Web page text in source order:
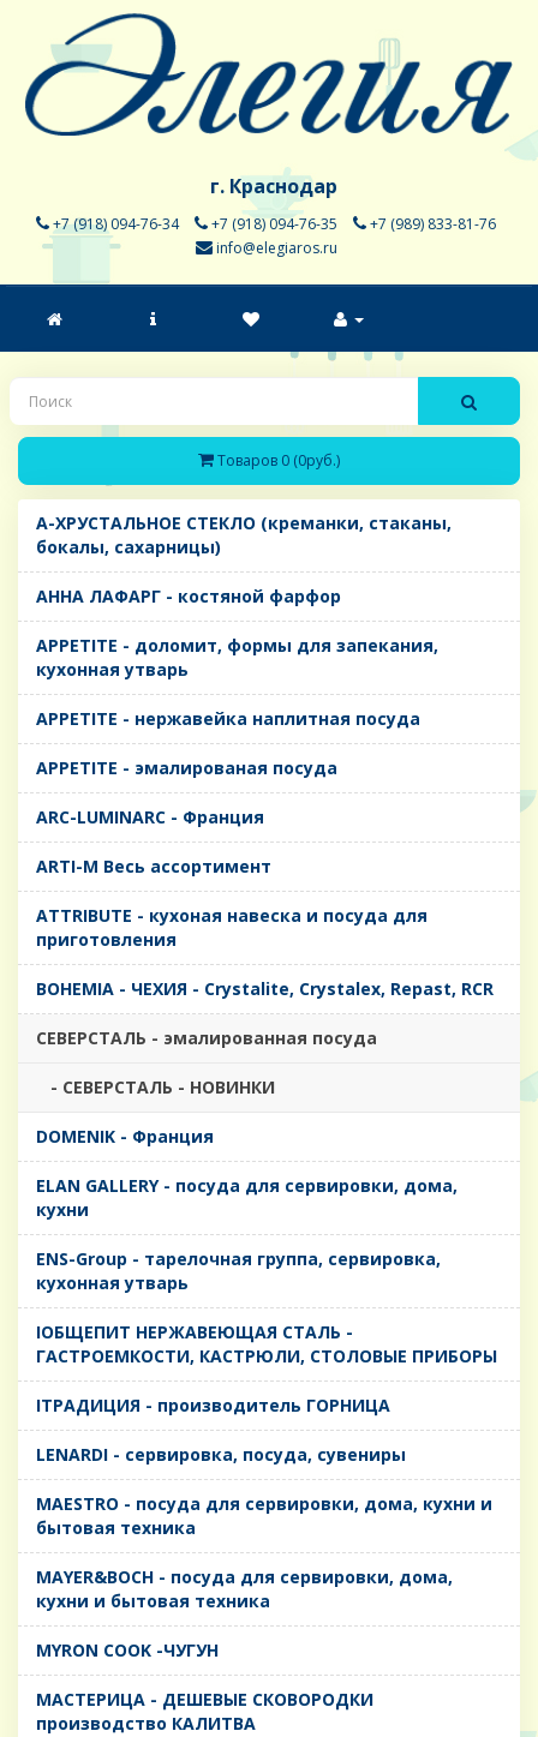
г. Краснодар
+7 (918) 094-76-34 +7 (918) 094-76-35
+7 (989) 833-81-76
info@elegiaros.ru
Товаров 0 (0руб.)
A-ХРУСТАЛЬНОЕ СТЕКЛО (креманки, стаканы,
бокалы, сахарницы)
AHHA ЛАФАРГ - костяной фарфор
APPETITE - доломит, формы для запекания,
кухонная утварь
APPETITE - нержавейка наплитная посуда
APPETITE - эмалированая посуда
ARC-LUMINARC - Франция
ARTI-M Весь ассортимент
ATTRIBUTE - кухоная навеска и посуда для
приготовления
BOHEMIA - ЧЕХИЯ - Crystalite, Crystalex, Repast, RCR
CЕВЕРСТАЛЬ - эмалированная посуда
- CЕВЕРСТАЛЬ - НОВИНКИ
DOMENIK - Франция
ELAN GALLERY - посуда для сервировки, дома,
кухни
ENS-Group - тарелочная группа, сервировка,
кухонная утварь
IОБЩЕПИТ НЕРЖАВЕЮЩАЯ СТАЛЬ -
ГАСТРОЕМКОСТИ, КАСТРЮЛИ, СТОЛОВЫЕ ПРИБОРЫ
IТРАДИЦИЯ - производитель ГОРНИЦА
LENARDI - сервировка, посуда, сувениры
MAESTRO - посуда для сервировки, дома, кухни и
бытовая техника
MAYER&BOCH - посуда для сервировки, дома,
кухни и бытовая техника
MYRON COOK -ЧУГУН
MАСТЕРИЦА - ДЕШЕВЫЕ СКОВОРОДКИ
производство КАЛИТВА